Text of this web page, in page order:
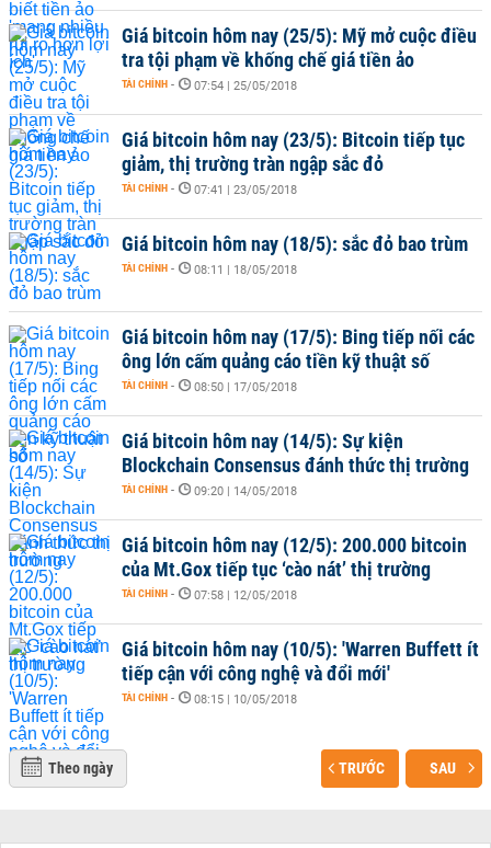
Giá bitcoin hôm nay (25/5): Mỹ mở cuộc điều
tra tội phạm về khống chế giá tiền ảo
TÀI CHÍNH - 07:54 | 25/05/2018
Giá bitcoin hôm nay (23/5): Bitcoin tiếp tục
giảm, thị trường tràn ngập sắc đỏ
TÀI CHÍNH - 07:41 | 23/05/2018
Giá bitcoin hôm nay (18/5): sắc đỏ bao trùm
TÀI CHÍNH - 08:11 | 18/05/2018
Giá bitcoin hôm nay (17/5): Bing tiếp nối các
ông lớn cấm quảng cáo tiền kỹ thuật số
TÀI CHÍNH - 08:50 | 17/05/2018
Giá bitcoin hôm nay (14/5): Sự kiện
Blockchain Consensus đánh thức thị trường
TÀI CHÍNH - 09:20 | 14/05/2018
Giá bitcoin hôm nay (12/5): 200.000 bitcoin
của Mt.Gox tiếp tục ‘cào nát’ thị trường
TÀI CHÍNH - 07:58 | 12/05/2018
Giá bitcoin hôm nay (10/5): 'Warren Buffett ít
tiếp cận với công nghệ và đổi mới'
TÀI CHÍNH - 08:15 | 10/05/2018
Theo ngày TRƯỚC SAU